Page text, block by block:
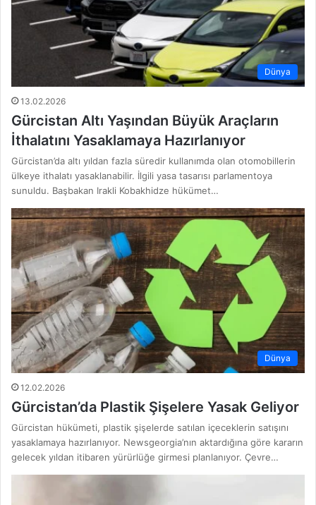
Dünya
13.02.2026
Gürcistan Altı Yaşından Büyük Araçların
İthalatını Yasaklamaya Hazırlanıyor
Gürcistan’da altı yıldan fazla süredir kullanımda olan otomobillerin
ülkeye ithalatı yasaklanabilir. İlgili yasa tasarısı parlamentoya
sunuldu. Başbakan Irakli Kobakhidze hükümet…
Dünya
12.02.2026
Gürcistan’da Plastik Şişelere Yasak Geliyor
Gürcistan hükümeti, plastik şişelerde satılan içeceklerin satışını
yasaklamaya hazırlanıyor. Newsgeorgia’nın aktardığına göre kararın
gelecek yıldan itibaren yürürlüğe girmesi planlanıyor. Çevre…